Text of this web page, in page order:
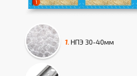
1.НПЭ 30-40мм